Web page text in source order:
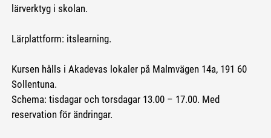
lärverktyg i skolan.
Lärplattform: itslearning.
Kursen hålls i Akadevas lokaler på Malmvägen 14a, 191 60
Sollentuna.
Schema: tisdagar och torsdagar 13.00 – 17.00. Med
reservation för ändringar.